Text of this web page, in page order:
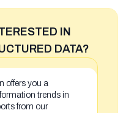
IN
DATA?
offers you a
trends in
from our